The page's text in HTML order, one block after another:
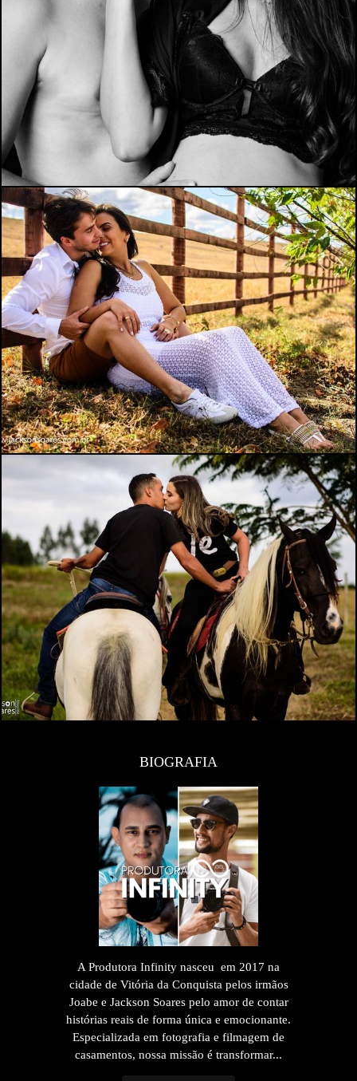
BIOGRAFIA
A Produtora Infinity nasceu em 2017 na
cidade de Vitória da Conquista pelos irmãos
Joabe e Jackson Soares pelo amor de contar
histórias reais de forma única e emocionante.
Especializada em fotografia e filmagem de
casamentos, nossa missão é transformar...